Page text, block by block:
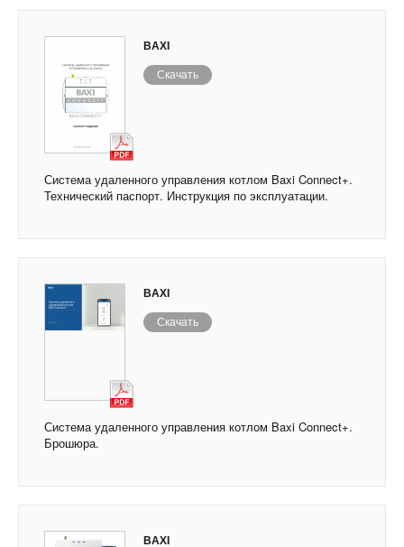
BAXI
Скачать
Система удаленного управления котлом Baxi Connect+.
Технический паспорт. Инструкция по эксплуатации.
BAXI
Скачать
Система удаленного управления котлом Baxi Connect+.
Брошюра.
BAXI